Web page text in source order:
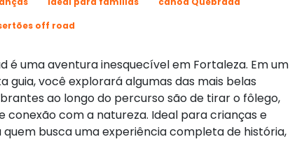
off road
é uma aventura inesquecível em Fortaleza. Em um
guia, você explorará algumas das mais belas
ao longo do percurso são de tirar o fôlego,
com a natureza. Ideal para crianças e
busca uma experiência completa de história,